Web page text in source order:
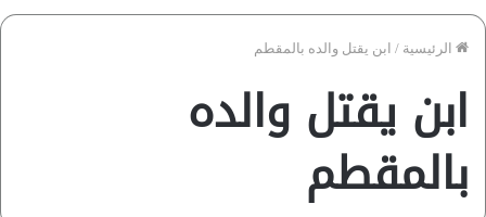
الرئيسية / ابن يقتل والده بالمقطم
ابن يقتل والده
بالمقطم